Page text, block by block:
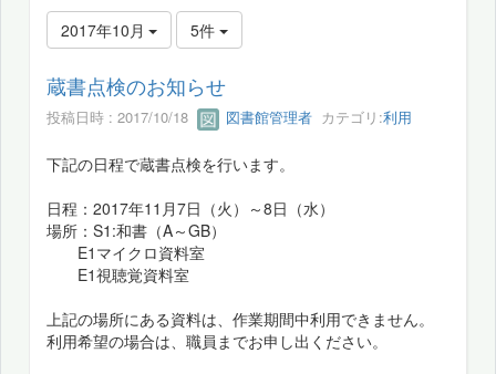
2017年10月 5件
蔵書点検のお知らせ
投稿日時 : 2017/10/18 図書館管理者 カテゴリ:利用
下記の日程で蔵書点検を行います。
日程：2017年11月7日（火）～8日（水）
場所：S1:和書（A～GB）
E1マイクロ資料室
E1視聴覚資料室
上記の場所にある資料は、作業期間中利用できません。
利用希望の場合は、職員までお申し出ください。